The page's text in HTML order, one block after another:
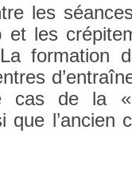
les
les
for­ma­tion
cas de la «
que l’an­ci­en